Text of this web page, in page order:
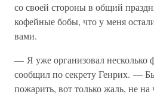
со своей стороны в общий
кофейные бобы, что у меня
вами.
— Я уже организовал несколько
сообщил по секрету Генрих. —
пожарить, вот только жаль, не на